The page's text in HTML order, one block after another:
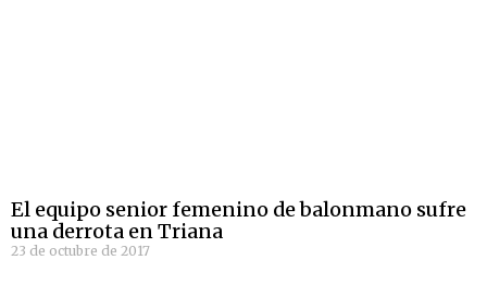
El equipo senior femenino de balonmano sufre
una derrota en Triana
23 de octubre de 2017